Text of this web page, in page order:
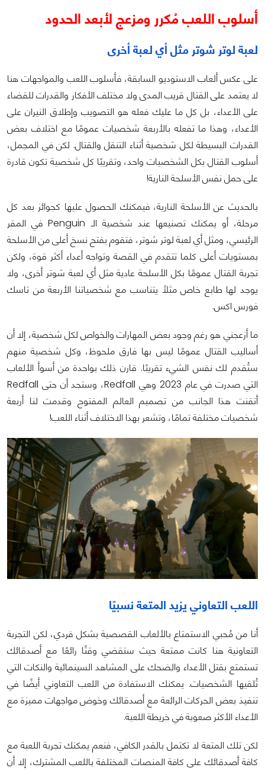
أسلوب اللعب مُكرر ومزعج لأبعد الحدود
لعبة لوتر شوتر مثل أي لعبة أخرى
على عكس ألعاب الاستوديو السابقة، فأسلوب اللعب والمواجهات هنا
لا يعتمد على القتال قريب المدى ولا مختلف الأفكار والقدرات للقضاء
على الأعداء، بل كل ما عليك فعله هو التصويب وإطلاق النيران على
الأعداء، وهذا ما تفعله بالأربعة شخصيات عمومًا مع اختلاف بعض
القدرات البسيطة لكل شخصية أثناء التنقل والقتال. لكن في المجمل،
أسلوب القتال بكل الشخصيات واحد، وتقريبًا كل شخصية تكون قادرة
على حمل نفس الأسلحة النارية!
بالحديث عن الأسلحة النارية، فيمكنك الحصول عليها كجوائز بعد كل
مرحلة، أو يمكنك تصنيعها عند شخصية الـ Penguin في المقر
الرئيسي، ومثل أي لعبة لوتر شوتر، فتقوم بفتح نسخ أعلى من الأسلحة
بمستويات أعلى كلما تتقدم في القصة وتواجه أعداء أكثر قوة، ولكن
تجربة القتال عمومًا بكل الأسلحة عادية مثل أي لعبة شوتر أخرى، ولا
يوجد لها طابع خاص مثلاً يتناسب مع شخصياتنا الأربعة من تاسك
فورس اكس.
ما أزعجني هو رغم وجود بعض المهارات والخواص لكل شخصية، إلا أن
أساليب القتال عمومًا ليس بها فارق ملحوظ، وكل شخصية منهم
ستُقدم لك نفس الشيء تقريبًا. قارن ذلك بواحدة من أسوأ الألعاب
التي صدرت في عام 2023 وهي Redfall، وستجد أن حتى Redfall
أتقنت هذا الجانب من تصميم العالم المفتوح وقدمت لنا أربعة
شخصيات مختلفة تمامًا، وتشعر بهذا الاختلاف أثناء اللعب!
اللعب التعاوني يزيد المتعة نسبيًا
أنا من مُحبي الاستمتاع بالألعاب القصصية بشكل فردي، لكن التجربة
التعاونية هنا كانت ممتعة حيث ستقضي وقتًا رائعًا مع أصدقائك
تستمتع بقتل الأعداء والضحك على المشاهد السينمائية والنكات التي
تُلقيها الشخصيات. يمكنك الاستفادة من اللعب التعاوني أيضًا في
تنفيذ بعض الحركات الرائعة مع أصدقائك وخوض مواجهات مميزة مع
الأعداء الأكثر صعوبة في خريطة اللعبة.
لكن تلك المتعة لا تكتمل بالقدر الكافي، فنعم يمكنك تجربة اللعبة مع
كافة أصدقائك على كافة المنصات المختلفة باللعب المشترك، إلا أن